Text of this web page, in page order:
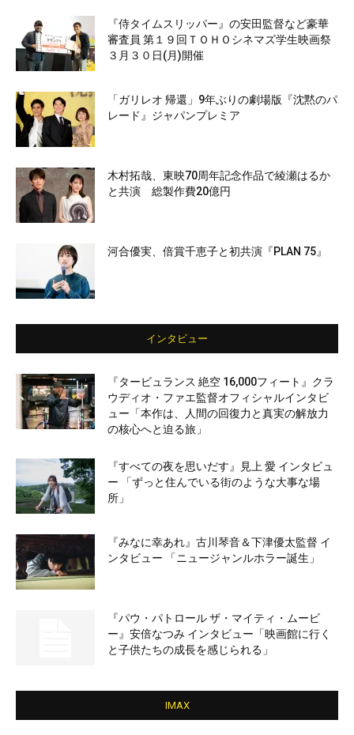
『侍タイムスリッパー』の安田監督など豪華
審査員 第１９回ＴＯＨＯシネマズ学生映画祭
３月３０日(月)開催
「ガリレオ 帰還」9年ぶりの劇場版『沈黙のパ
レード』ジャパンプレミア
木村拓哉、東映70周年記念作品で綾瀬はるか
と共演 総製作費20億円
河合優実、倍賞千恵子と初共演『PLAN 75』
インタビュー
『タービュランス 絶空 16,000フィート』クラ
ウディオ・ファエ監督オフィシャルインタビ
ュー「本作は、人間の回復力と真実の解放力
の核心へと迫る旅」
『すべての夜を思いだす』見上 愛 インタビュ
ー 「ずっと住んでいる街のような大事な場
所」
『みなに幸あれ』古川琴音＆下津優太監督 イ
ンタビュー 「ニュージャンルホラー誕生」
『パウ・パトロール ザ・マイティ・ムービ
ー』安倍なつみ インタビュー「映画館に行く
と子供たちの成長を感じられる」
IMAX